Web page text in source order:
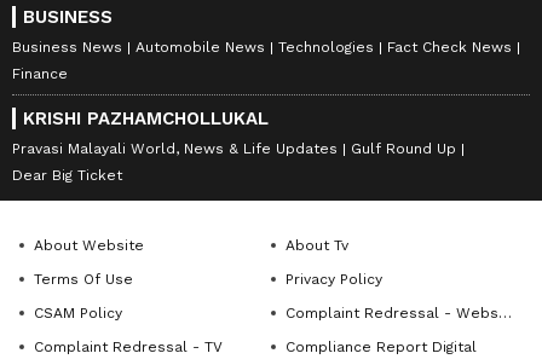
BUSINESS
Business News Automobile News Technologies
Fact Check News
Finance
KRISHI PAZHAMCHOLLUKAL
Pravasi Malayali World, News & Life Updates
Gulf Round Up
Dear Big Ticket
About Website
About Tv
Terms Of Use
Privacy Policy
CSAM Policy
Complaint Redressal - Website
Complaint Redressal - TV
Compliance Report Digital